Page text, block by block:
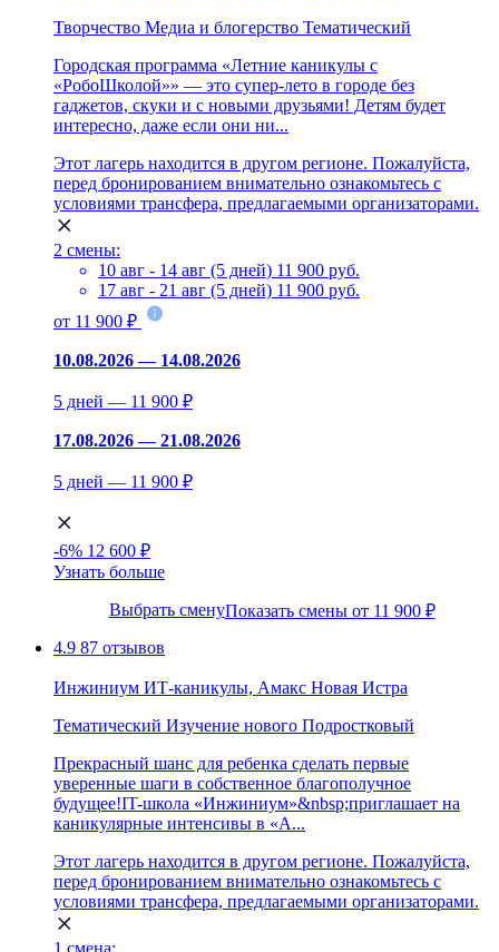
Творчество Медиа и блогерство Тематический
Городская программа «Летние каникулы с
«РобоШколой»» — это супер-лето в городе без
гаджетов, скуки и с новыми друзьями! Детям будет
интересно, даже если они ни...
Этот лагерь находится в другом регионе. Пожалуйста,
перед бронированием внимательно ознакомьтесь с
условиями трансфера, предлагаемыми организаторами.
2 смены:
10 авг - 14 авг (5 дней) 11 900 руб.
17 авг - 21 авг (5 дней) 11 900 руб.
от 11 900 ₽
10.08.2026 — 14.08.2026
5 дней — 11 900 ₽
17.08.2026 — 21.08.2026
5 дней — 11 900 ₽
-6% 12 600 ₽
Узнать больше
Выбрать сменуПоказать смены от 11 900 ₽
4.9 87 отзывов
Инжиниум ИТ-каникулы, Амакс Новая Истра
Тематический Изучение нового Подростковый
Прекрасный шанс для ребенка сделать первые
уверенные шаги в собственное благополучное
будущее!IT-школа «Инжиниум»&nbsp;приглашает на
каникулярные интенсивы в «А...
Этот лагерь находится в другом регионе. Пожалуйста,
перед бронированием внимательно ознакомьтесь с
условиями трансфера, предлагаемыми организаторами.
1 смена: